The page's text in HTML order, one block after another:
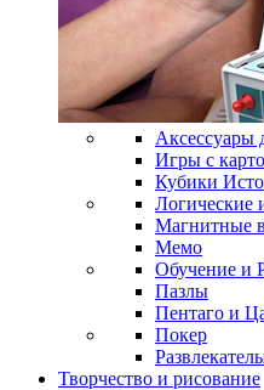
Аксессуары
Игры с
Кубики
Логические
Магнитные
Мемо
Обучение и
Пазлы
Пентаго и
Покер
Творчество и рисование